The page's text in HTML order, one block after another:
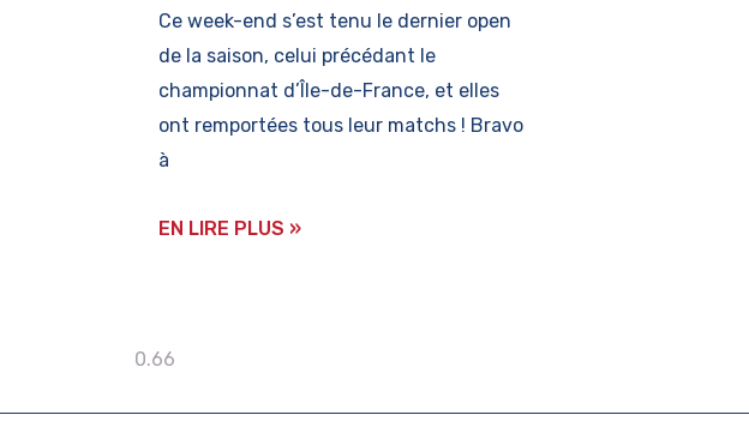
Ce week-end s’est tenu le dernier open
de la saison, celui précédant le
championnat d’Île-de-France, et elles
ont remportées tous leur matchs ! Bravo
à
EN LIRE PLUS »